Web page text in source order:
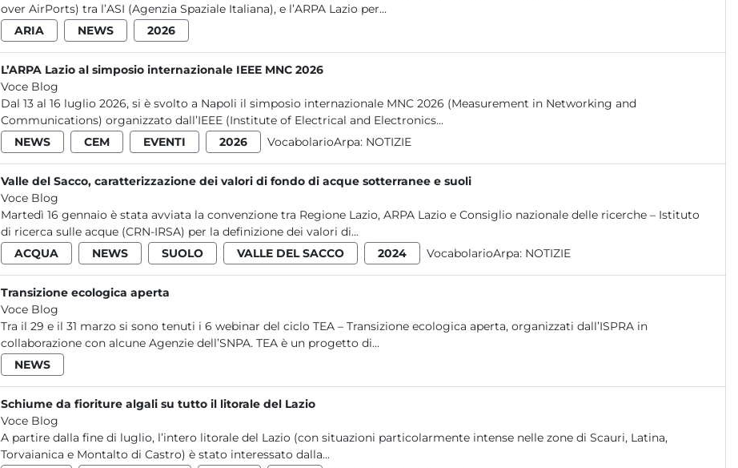
over AirPorts) tra l’ASI (Agenzia Spaziale Italiana), e l’ARPA Lazio per...
ARIA
NEWS 2026
L’ARPA Lazio al simposio internazionale IEEE MNC 2026
Voce Blog
Dal 13 al 16 luglio 2026, si è svolto a Napoli il simposio internazionale MNC 2026 (Measurement in Networking and
Communications) organizzato dall’IEEE (Institute of Electrical and Electronics...
NEWS
CEM EVENTI 2026 VocabolarioArpa: NOTIZIE
Valle del Sacco, caratterizzazione dei valori di fondo di acque sotterranee e suoli
Voce Blog
Martedì 16 gennaio è stata avviata la convenzione tra Regione Lazio, ARPA Lazio e Consiglio nazionale delle ricerche – Istituto
di ricerca sulle acque (CRN-IRSA) per la definizione dei valori di...
ACQUA
NEWS SUOLO VALLE DEL SACCO 2024 VocabolarioArpa: NOTIZIE
Transizione ecologica aperta
Voce Blog
Tra il 29 e il 31 marzo si sono tenuti i 6 webinar del ciclo TEA – Transizione ecologica aperta, organizzati dall’ISPRA in
collaborazione con alcune Agenzie dell’SNPA. TEA è un progetto di...
NEWS
Schiume da fioriture algali su tutto il litorale del Lazio
Voce Blog
A partire dalla fine di luglio, l’intero litorale del Lazio (con situazioni particolarmente intense nelle zone di Scauri, Latina,
Torvaianica e Montalto di Castro) è stato interessato dalla...